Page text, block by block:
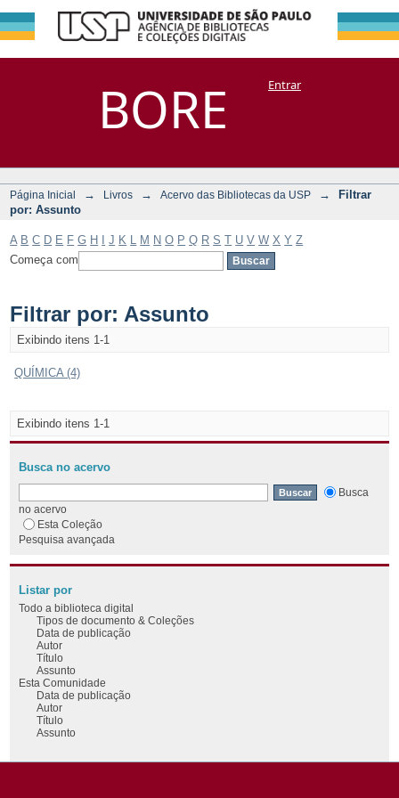
BORE
Filtrar por:
Assunto
DSpace/Manakin + CoriscoEntrar
Página Inicial → Livros → Acervo das Bibliotecas da USP →
Filtrar
por: Assunto
A B C D E F G H J K M N O P Q R S T U V W X Y Z
Começa com
Filtrar por: Assunto
Exibindo itens 1-1
QUÍMICA (4)
Exibindo itens 1-1
Busca no acervo
Busca
no acervo
Esta Coleção
Pesquisa avançada
Listar por
Todo a biblioteca digital
Tipos de documento & Coleções
Data de publicação
Autor
Título
Assunto
Esta Comunidade
Data de publicação
Autor
Título
Assunto